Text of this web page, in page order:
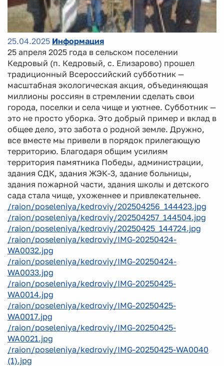
25.04.2025 Информация
25 апреля 2025 года в сельском поселении
Кедровый (п. Кедровый, с. Елизарово) прошел
традиционный Всероссийский субботник —
масштабная экологическая акция, объединяющая
миллионы россиян в стремлении сделать свои
города, поселки и села чище и уютнее. Субботник —
это не просто уборка. Это добрый пример и вклад в
общее дело, это забота о родной земле. Дружно,
все вместе мы привели в порядок прилегающую
территорию. Благодаря общим усилиям
территория памятника Победы, администрации,
здания СДК, здания ЖЭК-3, здание больницы,
здания пожарной части, здания школы и детского
сада стала чище, ухоженнее и привлекательнее.
/raion/poseleniya/kedroviy/202504256_144423.jpg
/raion/poseleniya/kedroviy/202504257_144504.jpg
/raion/poseleniya/kedroviy/20250425_144724.jpg
/raion/poseleniya/kedroviy/IMG-20250424-
WA0032.jpg
/raion/poseleniya/kedroviy/IMG-20250424-
WA0033.jpg
/raion/poseleniya/kedroviy/IMG-20250425-
WA0014.jpg
/raion/poseleniya/kedroviy/IMG-20250425-
WA0017.jpg
/raion/poseleniya/kedroviy/IMG-20250425-
WA0021.jpg
/raion/poseleniya/kedroviy/IMG-20250425-WA0040
(1).jpg